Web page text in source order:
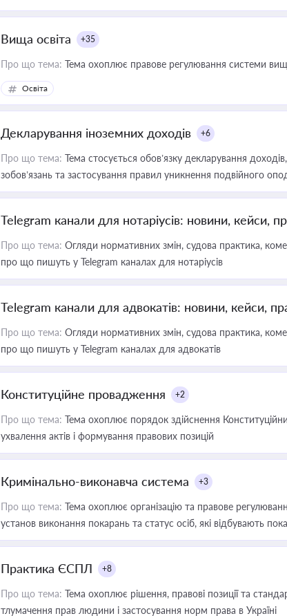
Вища освіта +35
Про що тема: Тема охоплює правове регулювання системи вищої
Освіта
Декларування іноземних доходів +6
Про що тема: Тема стосується обов’язку декларування
зобов’язань та застосування правил уникнення подвійного
Telegram канали для нотаріусів: новини, кейси,
Про що тема: Огляди нормативних змін, судова практика,
про що пишуть у Telegram каналах для нотаріусів
Telegram канали для адвокатів: новини, кейси,
Про що тема: Огляди нормативних змін, судова практика,
про що пишуть у Telegram каналах для адвокатів
Конституційне провадження +2
Про що тема: Тема охоплює порядок здійснення
ухвалення актів і формування правових позицій
Кримінально-виконавча система +3
Про що тема: Тема охоплює організацію та правове
установ виконання покарань та статус осіб, які відбувають
Практика ЄСПЛ +8
Про що тема: Тема охоплює рішення, правові позиції та
тлумачення прав людини і застосування норм права в Україні